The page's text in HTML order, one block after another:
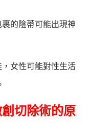
的陰蒂可能出現神
女性可能對性生活
切除術的原